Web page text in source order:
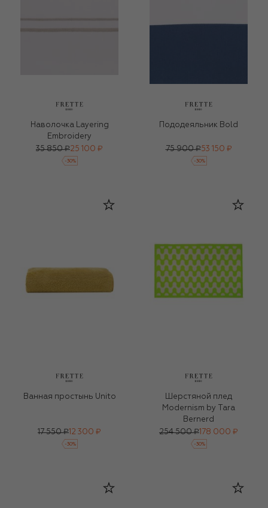
Наволочка Layering
Embroidery
35 850 ₽25 100 ₽
-30%
Пододеяльник Bold
75 900 ₽53 150 ₽
-30%
Ванная простынь Unito
17 550 ₽ 12 300 ₽
-30%
Шерстяной плед
Modernism by Tara
Bernerd
254 500 ₽ 178 000 ₽
-30%